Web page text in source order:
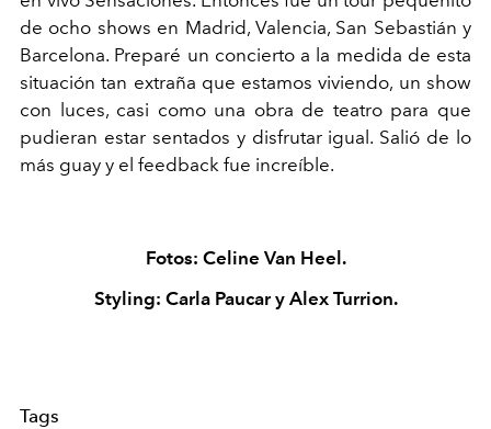
de ocho shows en Madrid, Valencia, San Sebastián y
Barcelona. Preparé un concierto a la medida de esta
situación tan extraña que estamos viviendo, un show
con luces, casi como una obra de teatro para que
pudieran estar sentados y disfrutar igual. Salió de lo
más guay y el feedback fue increíble.
Fotos: Celine Van Heel.
Styling: Carla Paucar y Alex Turrion.
Tags